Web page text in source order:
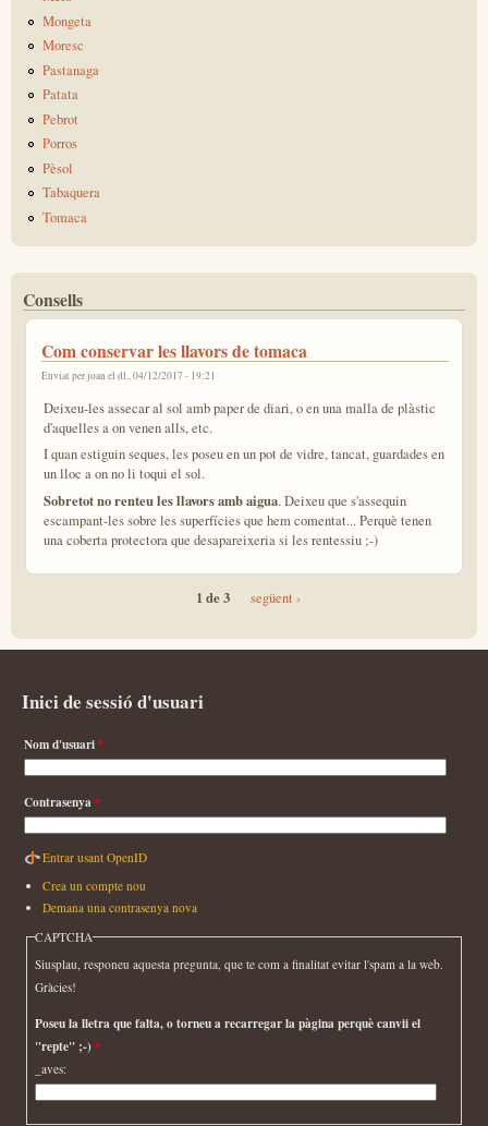
Mongeta
Moresc
Pastanaga
Patata
Pebrot
Porros
Pèsol
Tabaquera
Tomaca
Consells
Com conservar les llavors de tomaca
Enviat perjoanel dl., 04/12/2017 - 19:21
Deixeu-les assecar al sol amb paper de diari, o en una malla de plàstic
d'aquelles a on venen alls, etc.
I quan estiguin seques, les poseu en un pot de vidre, tancat, guardades en
un lloc a on no li toqui el sol.
Sobretot no renteu les llavors amb aigua. Deixeu que s'assequin
escampant-les sobre les superfícies que hem comentat... Perquè tenen
una coberta protectora que desapareixeria si les rentessiu ;-)
1 de 3 següent ›
Inici de sessió d'usuari
Nom d'usuari*
Contrasenya*
Entrar usant OpenID
Crea un compte nou
Demana una contrasenya nova
CAPTCHA
Siusplau, responeu aquesta pregunta, que te com a finalitat evitar l'spam a la web.
Gràcies!
Poseu la lletra que falta, o torneu a recarregar la pàgina perquè canvii el
"repte" ;-)*
_aves: